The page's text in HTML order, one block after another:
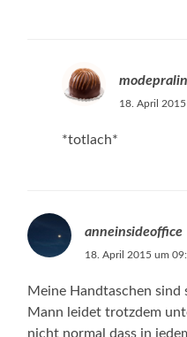
18. April
*totlach*
anneinsideoffice
18. April 2015 um
Meine Handtaschen sind
Mann leidet trotzdem
nicht normal dass in